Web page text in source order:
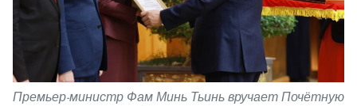
Премьер-министр Фам Минь Тьинь вручает Почётную